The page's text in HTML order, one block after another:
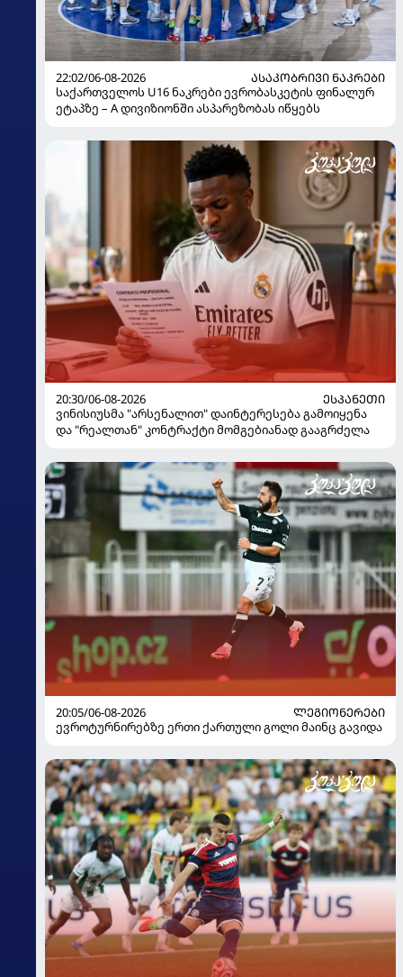
22:02/06-08-2026
ᲐᲡᲐᲙᲝᲑᲠᲘᲕᲘ ᲜᲐᲙᲠᲔᲑᲘ
საქართველოს U16 ნაკრები ევრობასკეტის ფინალურ
ეტაპზე – A დივიზიონში ასპარეზობას იწყებს
20:30/06-08-2026
ᲔᲡᲞᲐᲜᲔᲗᲘ
ვინისიუსმა "არსენალით" დაინტერესება გამოიყენა
და "რეალთან" კონტრაქტი მომგებიანად გააგრძელა
20:05/06-08-2026
ᲚᲔᲒᲘᲝᲜᲔᲠᲔᲑᲘ
ევროტურნირებზე ერთი ქართული გოლი მაინც გავიდა